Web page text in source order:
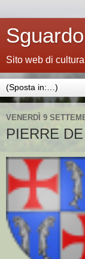
Sito web di
VENERDÌ 9
PIERRE